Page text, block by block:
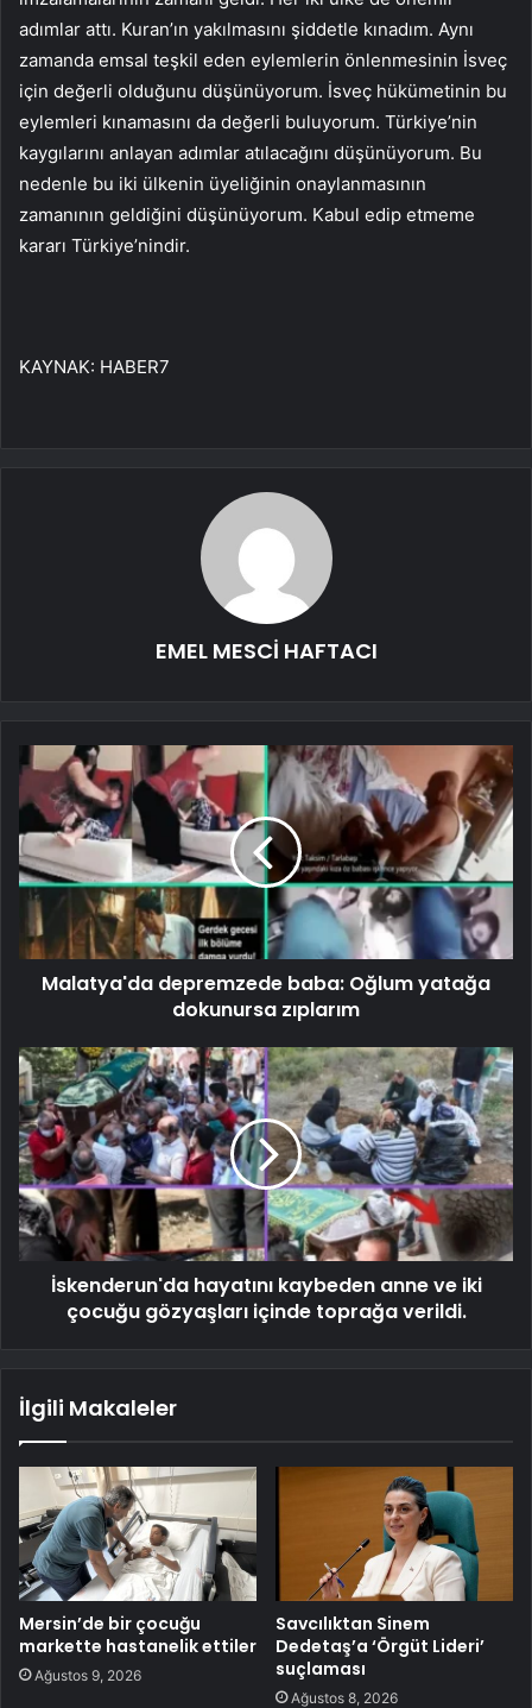
adımlar attı. Kuran’ın yakılmasını şiddetle kınadım. Aynı
zamanda emsal teşkil eden eylemlerin önlenmesinin İsveç
için değerli olduğunu düşünüyorum. İsveç hükümetinin bu
eylemleri kınamasını da değerli buluyorum. Türkiye’nin
kaygılarını anlayan adımlar atılacağını düşünüyorum. Bu
nedenle bu iki ülkenin üyeliğinin onaylanmasının
zamanının geldiğini düşünüyorum. Kabul edip etmeme
kararı Türkiye’nindir.
KAYNAK: HABER7
EMEL MESCİ HAFTACI
Malatya'da depremzede baba: Oğlum yatağa
dokunursa zıplarım
İskenderun'da hayatını kaybeden anne ve iki
çocuğu gözyaşları içinde toprağa verildi.
İlgili Makaleler
Mersin’de bir çocuğu
markette hastanelik ettiler
Ağustos 9, 2026
Savcılıktan Sinem
Dedetaş’a ‘Örgüt Lideri’
suçlaması
Ağustos 8, 2026